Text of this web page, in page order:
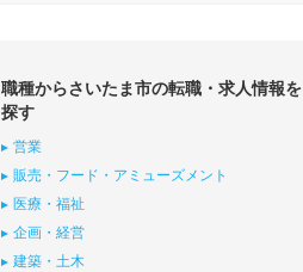
職種からさいたま市の転職・求人情報を
探す
営業
販売・フード・アミューズメント
医療・福祉
企画・経営
建築・土木